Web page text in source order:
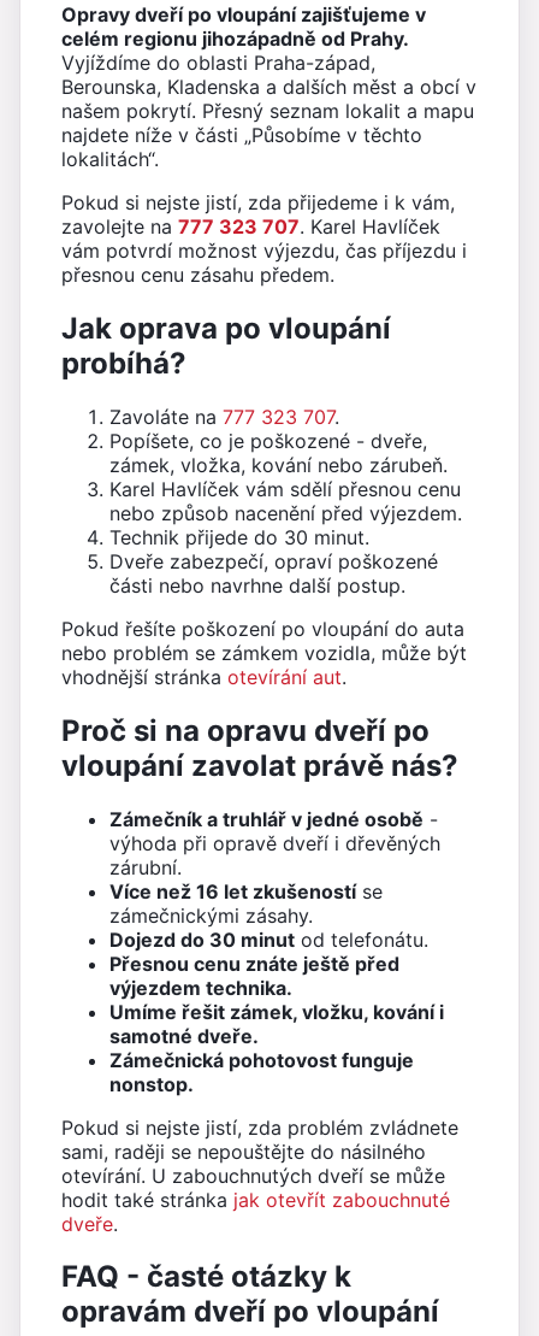
Opravy dveří po vloupání zajišťujeme v
celém regionu jihozápadně od Prahy.
Vyjíždíme do oblasti Praha-západ,
Berounska, Kladenska a dalších měst a obcí v
našem pokrytí. Přesný seznam lokalit a mapu
najdete níže v části „Působíme v těchto
lokalitách“.
Pokud si nejste jistí, zda přijedeme i k vám,
zavolejte na 777 323 707. Karel Havlíček
vám potvrdí možnost výjezdu, čas příjezdu i
přesnou cenu zásahu předem.
Jak oprava po vloupání
probíhá?
Zavoláte na 777 323 707.
Popíšete, co je poškozené - dveře,
zámek, vložka, kování nebo zárubeň.
Karel Havlíček vám sdělí přesnou cenu
nebo způsob nacenění před výjezdem.
Technik přijede do 30 minut.
Dveře zabezpečí, opraví poškozené
části nebo navrhne další postup.
Pokud řešíte poškození po vloupání do auta
nebo problém se zámkem vozidla, může být
vhodnější stránka otevírání aut.
Proč si na opravu dveří po
vloupání zavolat právě nás?
Zámečník a truhlář v jedné osobě -
výhoda při opravě dveří i dřevěných
zárubní.
Více než 16 let zkušenostíse
zámečnickými zásahy.
Dojezd do 30 minut od telefonátu.
Přesnou cenu znáte ještě před
výjezdem technika.
Umíme řešit zámek, vložku, kování i
samotné dveře.
Zámečnická pohotovost funguje
nonstop.
Pokud si nejste jistí, zda problém zvládnete
sami, raději se nepouštějte do násilného
otevírání. U zabouchnutých dveří se může
hodit také stránka jak otevřít zabouchnuté
dveře.
FAQ - časté otázky k
opravám dveří po vloupání